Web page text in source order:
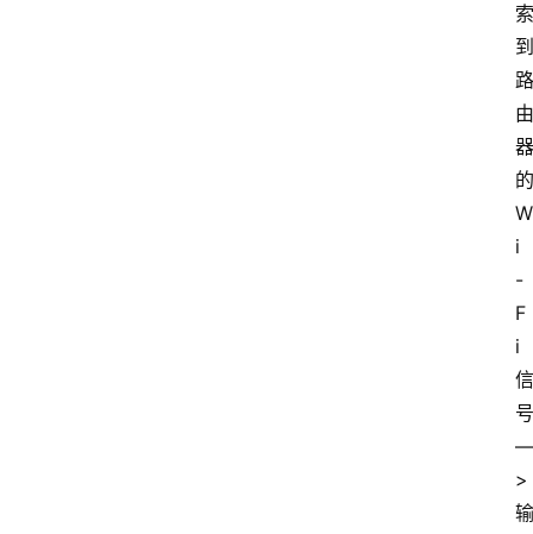
索
到
路
由
器
的
W
i
-
F
i
信
号
>
输